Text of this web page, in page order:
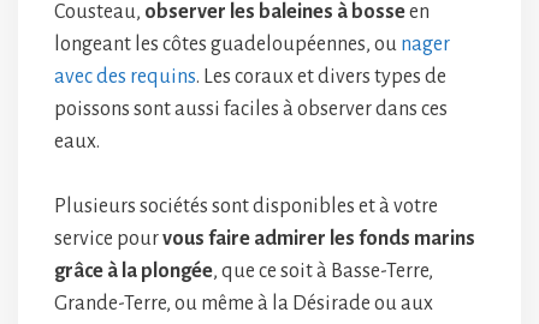
Cousteau, observer les baleines à bosseen
longeant les côtes guadeloupéennes, ou nager
avec des requins. Les coraux et divers types de
poissons sont aussi faciles à observer dans ces
eaux.
Plusieurs sociétés sont disponibles et à votre
service pourvous faire admirer les fonds marins
grâce à la plongée, que ce soit à Basse-Terre,
Grande-Terre, ou même à la Désirade ou aux